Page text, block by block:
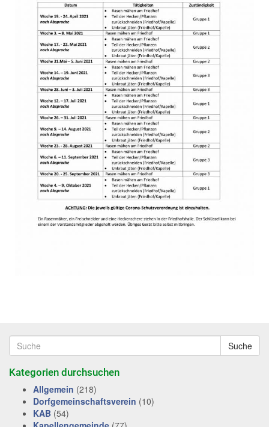
Suche
Kategorien durchsuchen
Allgemein (218)
Dorfgemeinschaftsverein (10)
KAB (54)